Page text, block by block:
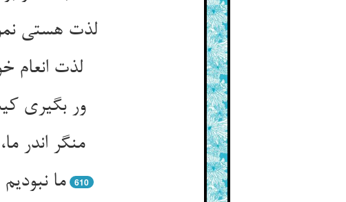
لذت هستی
لذت انعام
ور بگیری
منگر اندر
ما
610